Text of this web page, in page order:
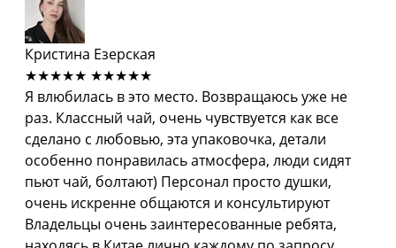
Кристина Езерская
★★★★★ ★★★★★
Я влюбилась в это место. Возвращаюсь уже не
раз. Классный чай, очень чувствуется как все
сделано с любовью, эта упаковочка, детали
особенно понравилась атмосфера, люди сидят
пьют чай, болтают) Персонал просто душки,
очень искренне общаются и консультируют
Владельцы очень заинтересованные ребята,